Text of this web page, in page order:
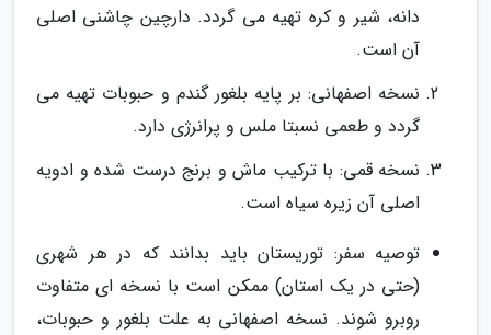
دانه، شیر و کره تهیه می گردد. دارچین چاشنی اصلی
آن است.
نسخه اصفهانی: بر پایه بلغور گندم و حبوبات تهیه می
گردد و طعمی نسبتا ملس و پرانرژی دارد.
نسخه قمی: با ترکیب ماش و برنج درست شده و ادویه
اصلی آن زیره سیاه است.
توصیه سفر: توریستان باید بدانند که در هر شهری
(حتی در یک استان) ممکن است با نسخه ای متفاوت
روبرو شوند. نسخه اصفهانی به علت بلغور و حبوبات،